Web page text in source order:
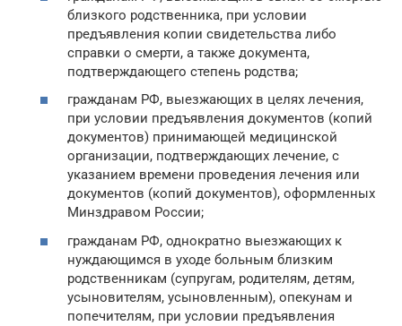
близкого родственника, при условии
предъявления копии свидетельства либо
справки о смерти, а также документа,
подтверждающего степень родства;
гражданам РФ, выезжающих в целях лечения,
при условии предъявления документов (копий
документов) принимающей медицинской
организации, подтверждающих лечение, с
указанием времени проведения лечения или
документов (копий документов), оформленных
Минздравом России;
гражданам РФ, однократно выезжающих к
нуждающимся в уходе больным близким
родственникам (супругам, родителям, детям,
усыновителям, усыновленным), опекунам и
попечителям, при условии предъявления